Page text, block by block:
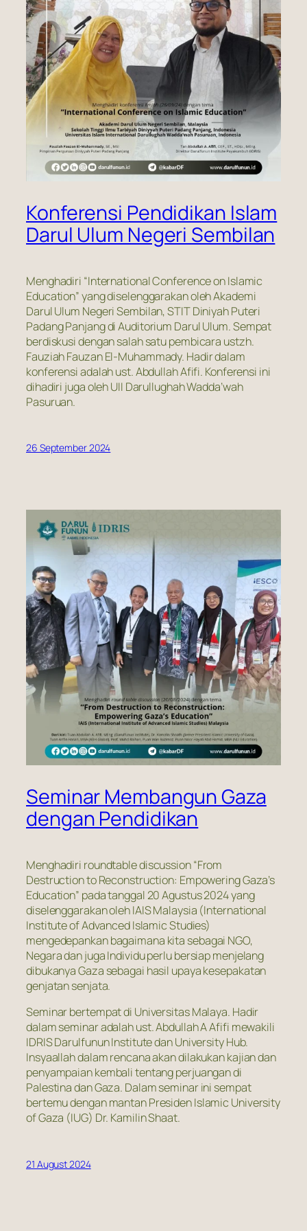
Konferensi Pendidikan Islam
Darul Ulum Negeri Sembilan
Menghadiri “International Conference on Islamic
Education” yang diselenggarakan oleh Akademi
Darul Ulum Negeri Sembilan, STIT Diniyah Puteri
Padang Panjang di Auditorium Darul Ulum. Sempat
berdiskusi dengan salah satu pembicara ustzh.
Fauziah Fauzan El-Muhammady. Hadir dalam
konferensi adalah ust. Abdullah Afifi. Konferensi ini
dihadiri juga oleh UII Darullughah Wadda’wah
Pasuruan.
26 September 2024
Seminar Membangun Gaza
dengan Pendidikan
Menghadiri roundtable discussion“From
Destruction to Reconstruction: Empowering Gaza’s
Education” pada tanggal 20 Agustus 2024 yang
diselenggarakan oleh IAIS Malaysia (International
Institute of Advanced Islamic Studies)
mengedepankan bagaimana kita sebagai NGO,
Negara dan juga Individu perlu bersiap menjelang
dibukanya Gaza sebagai hasil upaya kesepakatan
genjatan senjata.
Seminar bertempat di Universitas Malaya. Hadir
dalam seminar adalah ust. Abdullah A Afifi mewakili
IDRIS Darulfunun Institute dan University Hub.
Insyaallah dalam rencana akan dilakukan kajian dan
penyampaian kembali tentang perjuangan di
Palestina dan Gaza. Dalam seminar ini sempat
bertemu dengan mantan Presiden Islamic University
of Gaza (IUG) Dr. Kamilin Shaat.
21 August 2024